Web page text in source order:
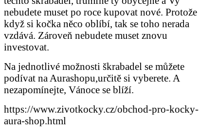
nebudete muset po roce kupovat nové. Protože
když si kočka něco oblíbí, tak se toho nerada
vzdává. Zároveň nebudete muset znovu
investovat.
Na jednotlivé možnosti škrabadel se můžete
podívat na Aurashopu,určitě si vyberete. A
nezapomínejte, Vánoce se blíží.
https://www.zivotkocky.cz/obchod-pro-kocky-
aura-shop.html